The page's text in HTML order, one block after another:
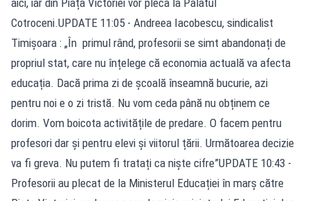
Cotroceni.UPDATE 11:05 - Andreea Iacobescu, sindicalist
Timișoara : „În primul rând, profesorii se simt abandonați de
propriul stat, care nu înțelege că economia actuală va afecta
educația. Dacă prima zi de școală înseamnă bucurie, azi
pentru noi e o zi tristă. Nu vom ceda până nu obținem ce
dorim. Vom boicota activitățile de predare. O facem pentru
profesori dar și pentru elevi și viitorul țării. Următoarea decizie
va fi greva. Nu putem fi tratați ca niște cifre”UPDATE 10:43 -
Profesorii au plecat de la Ministerul Educației în marș către